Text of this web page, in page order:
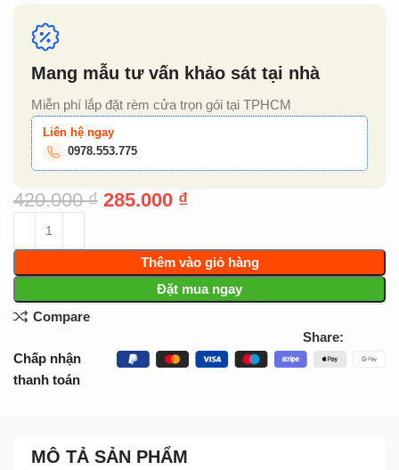
Mang mẫu tư vấn khảo sát tại nhà
Miễn phí lắp đặt rèm cửa trọn gói tại TPHCM
Liên hệ ngay
0978.553.775
420.000₫ 285.000 ₫
Thêm vào giỏ hàng
Đặt mua ngay
Compare
Share:
Chấp nhận
thanh toán
MÔ TẢ SẢN PHẨM